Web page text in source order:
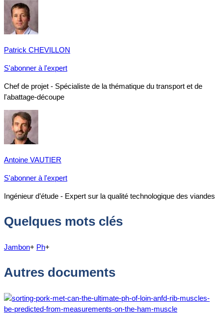
Patrick CHEVILLON
S'abonner à l'expert
Chef de projet - Spécialiste de la thématique du transport et de
l'abattage-découpe
Antoine VAUTIER
S'abonner à l'expert
Ingénieur d’étude - Expert sur la qualité technologique des viandes
Quelques mots clés
Jambon+ Ph+
Autres documents